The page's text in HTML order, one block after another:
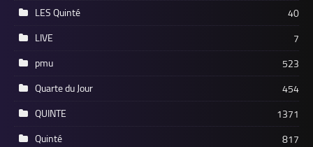
LES Quinté
40
LIVE
7
pmu
523
Quarte du Jour
454
QUINTE
1371
Quinté
817